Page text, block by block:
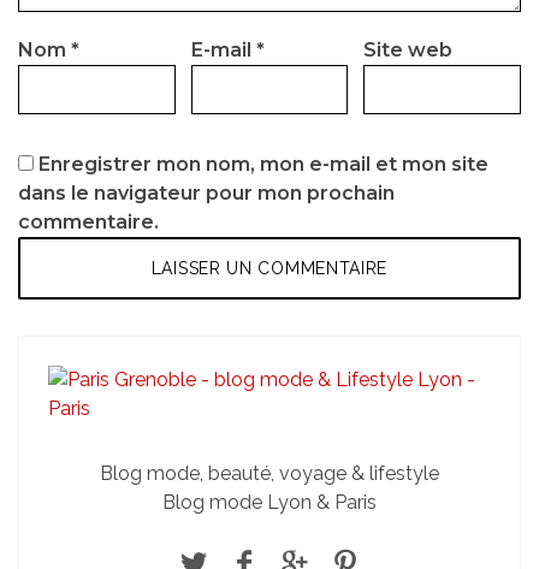
Nom * E-mail * Site web
Enregistrer mon nom, mon e-mail et mon site
dans le navigateur pour mon prochain
commentaire.
Blog mode, beauté, voyage & lifestyle
Blog mode Lyon & Paris